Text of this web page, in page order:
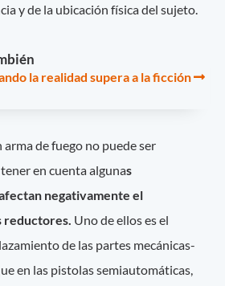
y de la ubicación física del sujeto.
la realidad supera a la ficción
de fuego no puede ser
en cuenta algunas
negativamente el
reductores. Uno de ellos es el
de las partes mecánicas-
en las pistolas semiautomáticas,